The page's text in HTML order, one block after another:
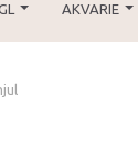
AKVARIE